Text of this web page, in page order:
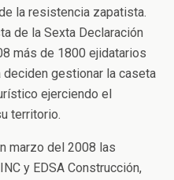
la resistencia zapatista.
de la Sexta Declaración
más de 1800 ejidatarios
deciden gestionar la caseta
ejerciendo el
territorio.
marzo del 2008 las
y EDSA Construcción,